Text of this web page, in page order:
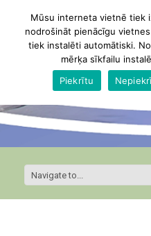
Mūsu interneta vietnē tiek
nodrošināt pienācīgu
tiek instalēti automātiski.
mērķa sīkfailu
Piekrītu